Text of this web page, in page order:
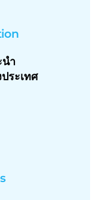
นำ
ระเทศ